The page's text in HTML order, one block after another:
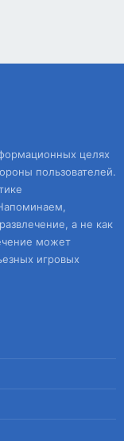
целях
пользователей.
а не как
может
игровых